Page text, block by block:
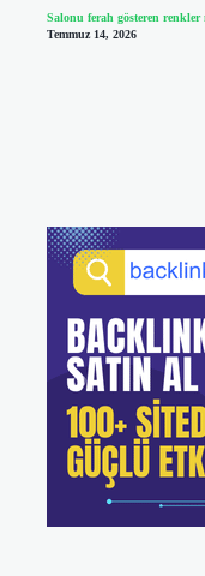
Salonu ferah gösteren renkler
Temmuz 14, 2026